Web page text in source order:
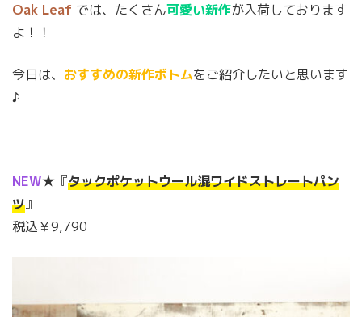
Oak Leaf では、たくさん可愛い新作が入荷しております
よ！！
今日は、 おすすめの新作ボトムをご紹介したいと思います
♪
NEW★『タックポケットウール混ワイドストレートパン
ツ』
税込￥9,790